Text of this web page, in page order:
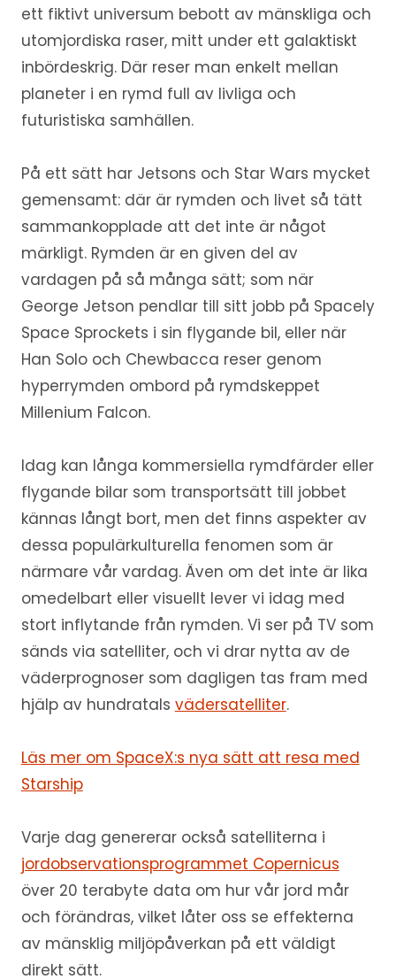
ett fiktivt universum bebott av mänskliga och
utomjordiska raser, mitt under ett galaktiskt
inbördeskrig. Där reser man enkelt mellan
planeter i en rymd full av livliga och
futuristiska samhällen.
På ett sätt har Jetsons och Star Wars mycket
gemensamt: där är rymden och livet så tätt
sammankopplade att det inte är något
märkligt. Rymden är en given del av
vardagen på så många sätt; som när
George Jetson pendlar till sitt jobb på Spacely
Space Sprockets i sin flygande bil, eller när
Han Solo och Chewbacca reser genom
hyperrymden ombord på rymdskeppet
Millenium Falcon.
Idag kan långa kommersiella rymdfärder eller
flygande bilar som transportsätt till jobbet
kännas långt bort, men det finns aspekter av
dessa populärkulturella fenomen som är
närmare vår vardag. Även om det inte är lika
omedelbart eller visuellt lever vi idag med
stort inflytande från rymden. Vi ser på TV som
sänds via satelliter, och vi drar nytta av de
väderprognoser som dagligen tas fram med
hjälp av hundratals vädersatelliter.
Läs mer om SpaceX:s nya sätt att resa med
Starship
Varje dag genererar också satelliterna i
jordobservationsprogrammet Copernicus
över 20 terabyte data om hur vår jord mår
och förändras, vilket låter oss se effekterna
av mänsklig miljöpåverkan på ett väldigt
direkt sätt.